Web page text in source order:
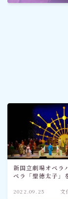
ワールドメイ
神道・宗教
新国立劇場オペラ
ペラ「聖徳太子」
2022.09.25 文